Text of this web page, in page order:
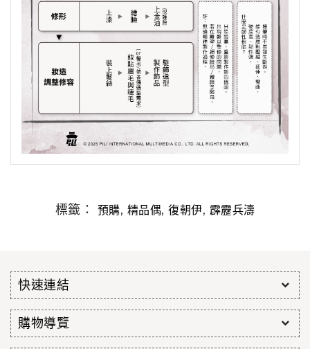
標籤： 預購, 精品偶, 復朝伊, 霹靂兵濤
快速連結
購物導覽